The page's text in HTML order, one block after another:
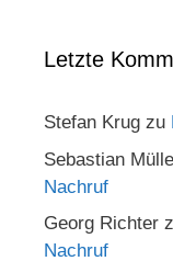
Letzte
Stefan Krug zu
Sebastian
Nachruf
Georg Richter
Nachruf